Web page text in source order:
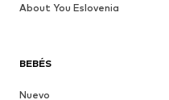
BEBÉS
Nuevo
About You Eslovenia